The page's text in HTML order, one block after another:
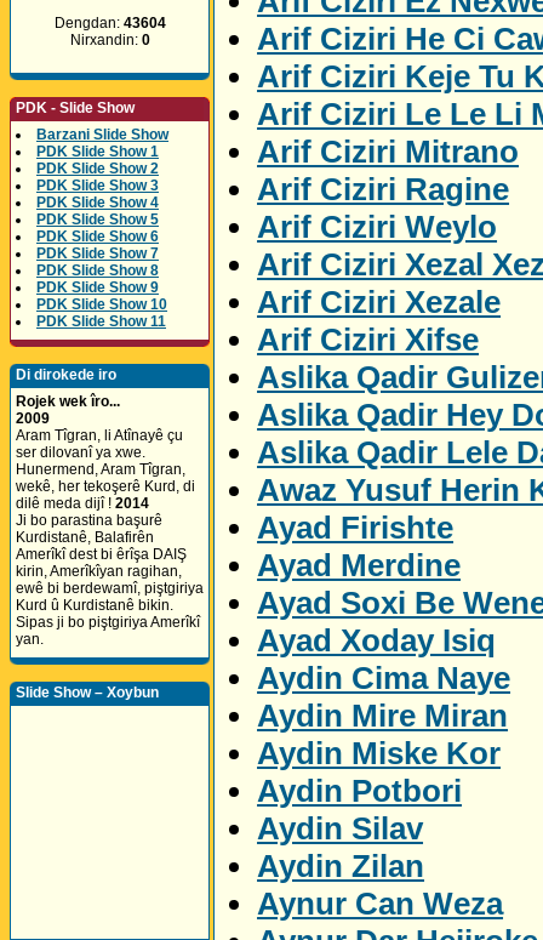
Dengdan: 43604
Nirxandin: 0
PDK - Slide Show
Barzani Slide Show
PDK Slide Show 1
PDK Slide Show 2
PDK Slide Show 3
PDK Slide Show 4
PDK Slide Show 5
PDK Slide Show 6
PDK Slide Show 7
PDK Slide Show 8
PDK Slide Show 9
PDK Slide Show 10
PDK Slide Show 11
Di dirokede iro
Rojek wek îro...
2009
Aram Tîgran, li Atînayê çu
ser dilovanî ya xwe.
Hunermend, Aram Tîgran,
wekê, her tekoşerê Kurd, di
dilê meda dijî ! 2014
Ji bo parastina başurê
Kurdistanê, Balafirên
Amerîkî dest bi êrîşa DAIŞ
kirin, Amerîkîyan ragihan,
ewê bi berdewamî, piştgiriya
Kurd û Kurdistanê bikin.
Sipas ji bo piştgiriya Amerîkî
yan.
Slide Show – Xoybun
Arif Ciziri He Ci
Arif Ciziri Keje Tu
Arif Ciziri Le Le Li
Arif Ciziri Mitrano
Arif Ciziri Ragine
Arif Ciziri Weylo
Arif Ciziri Xezal
Arif Ciziri Xezale
Arif Ciziri Xifse
Aslika Qadir
Aslika Qadir Hey
Aslika Qadir Lele
Awaz Yusuf Herin
Ayad Firishte
Ayad Merdine
Ayad Soxi Be
Ayad Xoday Isiq
Aydin Cima Naye
Aydin Mire Miran
Aydin Miske Kor
Aydin Potbori
Aydin Silav
Aydin Zilan
Aynur Can Weza